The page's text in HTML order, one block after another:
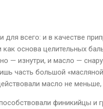
всего: и в качестве
основа целительных
— изнутри, и масло —
часть большой
масло не меньше,
финикийцы и